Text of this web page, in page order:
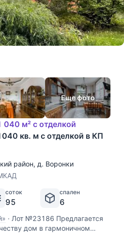
Еще фото
м² с отделкой
кв. м с отделкой в КП
район, д. Воронки
соток
95
спален
6
· Лот №23186 Предлагается
дом в гармоничном